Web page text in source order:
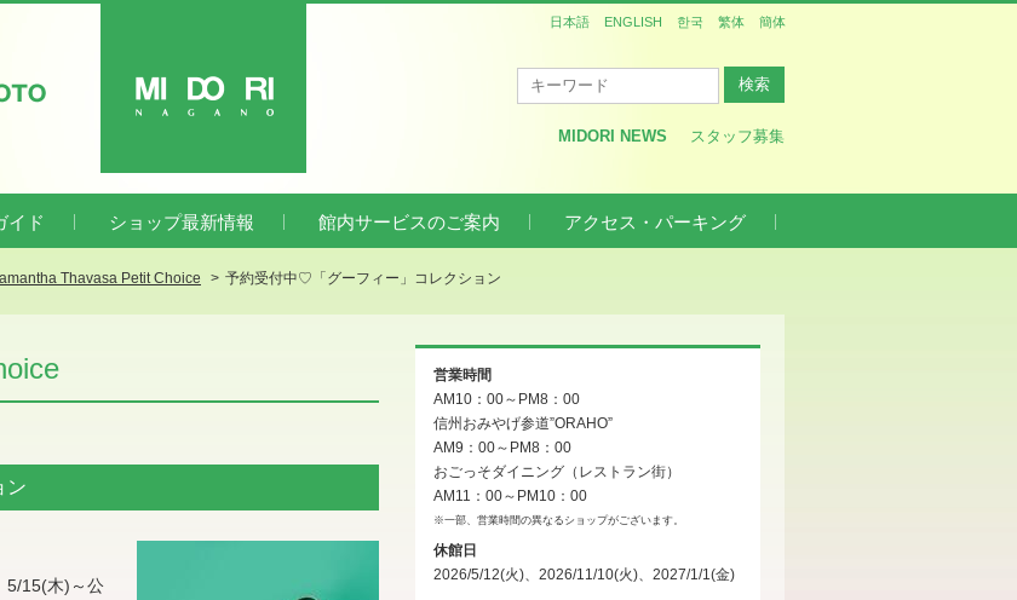
MIDORI NEWS
スタッフ募集
日本語 ENGLISH 한국 繁体 簡体
イド ショップ最新情報 館内サービスのご案内 アクセス・パーキング
Thavasa Petit Choice 予約受付中♡「グーフィー」コレクション
ン
5/15(木)～公
営業時間
AM10：00～PM8：00
信州おみやげ参道”ORAHO”
AM9：00～PM8：00
おごっそダイニング（レストラン街）
AM11：00～PM10：00
※一部、営業時間の異なるショップがございます。
休館日
2026/5/12(火)、2026/11/10(火)、2027/1/1(金)